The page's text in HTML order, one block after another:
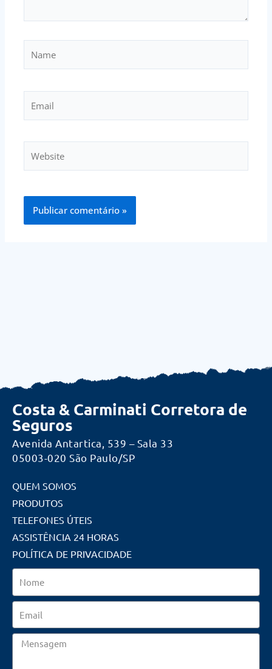
Costa & Carminati Corretora de
Seguros
Avenida Antartica, 539 – Sala 33
05003-020 São Paulo/SP
QUEM SOMOS
PRODUTOS
TELEFONES ÚTEIS
ASSISTÊNCIA 24 HORAS
POLÍTICA DE PRIVACIDADE
Mensagem